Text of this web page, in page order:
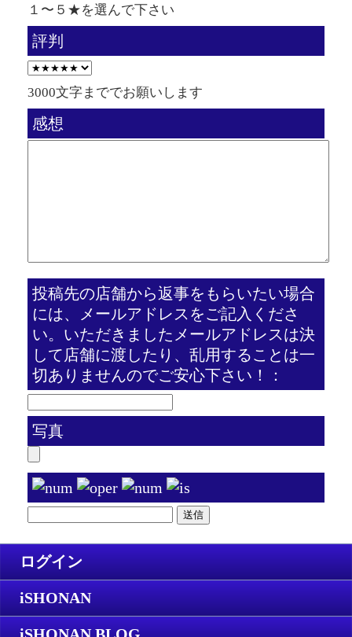
１〜５★を選んで下さい
評判
3000文字まででお願いします
感想
投稿先の店舗から返事をもらいたい場合
には、メールアドレスをご記入くださ
い。いただきましたメールアドレスは決
して店舗に渡したり、乱用することは一
切ありませんのでご安心下さい！：
写真
ログイン
iSHONAN